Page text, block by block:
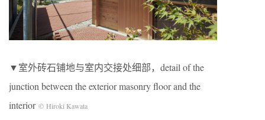
▼室外砖石铺地与室内交接处细部，detail of the
junction between the exterior masonry floor and the
interior © Hiroki Kawata